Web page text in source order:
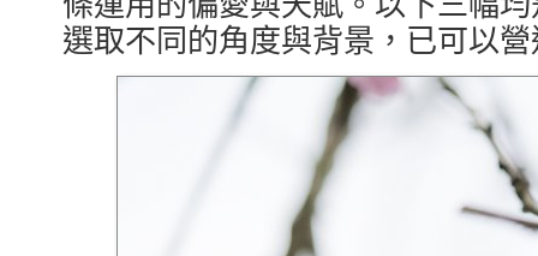
選取不同的角度與背景，已可以